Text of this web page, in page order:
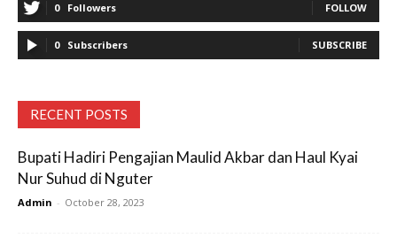
0 Followers FOLLOW
0 Subscribers SUBSCRIBE
RECENT POSTS
Bupati Hadiri Pengajian Maulid Akbar dan Haul Kyai
Nur Suhud di Nguter
Admin - October 28, 2023